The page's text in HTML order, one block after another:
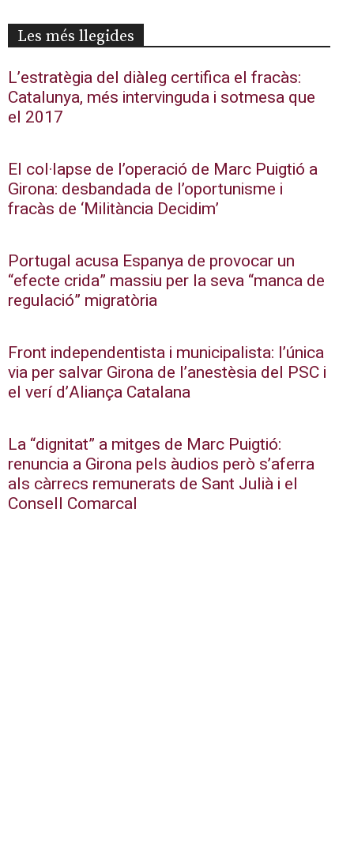
Les més llegides
L’estratègia del diàleg certifica el fracàs:
Catalunya, més intervinguda i sotmesa que
el 2017
El col·lapse de l’operació de Marc Puigtió a
Girona: desbandada de l’oportunisme i
fracàs de ‘Militància Decidim’
Portugal acusa Espanya de provocar un
“efecte crida” massiu per la seva “manca de
regulació” migratòria
Front independentista i municipalista: l’única
via per salvar Girona de l’anestèsia del PSC i
el verí d’Aliança Catalana
La “dignitat” a mitges de Marc Puigtió:
renuncia a Girona pels àudios però s’aferra
als càrrecs remunerats de Sant Julià i el
Consell Comarcal